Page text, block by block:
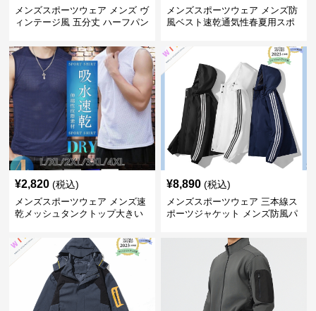
メンズスポーツウェア メンズ ヴ
ィンテージ風 五分丈 ハーフパン
メンズスポーツウェア メンズ防
風ベスト速乾通気性春夏用スポ
¥2,820 (税込)
メンズスポーツウェア メンズ速
乾メッシュタンクトップ大きい
¥8,890 (税込)
メンズスポーツウェア 三本線ス
ポーツジャケット メンズ防風パ